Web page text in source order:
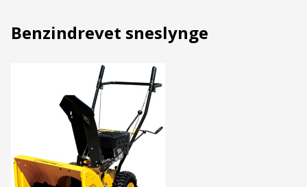
Benzindrevet sneslynge